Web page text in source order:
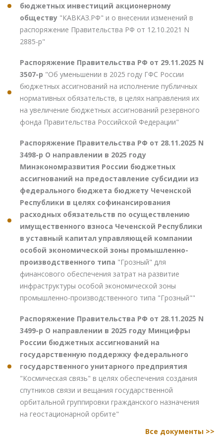
бюджетных инвестиций акционерному
обществу "КАВКАЗ.РФ" и о внесении изменений в
распоряжение Правительства РФ от 12.10.2021 N
2885-р"
Распоряжение Правительства РФ от 29.11.2025 N
3507-р "Об уменьшении в 2025 году ГФС России
бюджетных ассигнований на исполнение публичных
нормативных обязательств, в целях направления их
на увеличение бюджетных ассигнований резервного
фонда Правительства Российской Федерации"
Распоряжение Правительства РФ от 28.11.2025 N
3498-р О направлении в 2025 году
Минэкономразвития России бюджетных
ассигнований на предоставление субсидии из
федерального бюджета бюджету Чеченской
Республики в целях софинансирования
расходных обязательств по осуществлению
имущественного взноса Чеченской Республики
в уставный капитал управляющей компании
особой экономической зоны промышленно-
производственного типа "Грозный" для
финансового обеспечения затрат на развитие
инфраструктуры особой экономической зоны
промышленно-производственного типа "Грозный""
Распоряжение Правительства РФ от 28.11.2025 N
3499-р О направлении в 2025 году Минцифры
России бюджетных ассигнований на
государственную поддержку федерального
государственного унитарного предприятия
"Космическая связь" в целях обеспечения создания
спутников связи и вещания государственной
орбитальной группировки гражданского назначения
на геостационарной орбите"
Все документы >>